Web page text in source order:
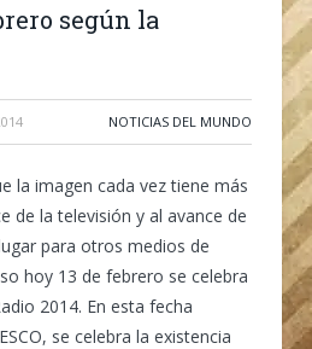
según la
NOTICIAS DEL MUNDO
la imagen cada vez tiene más
de la televisión y al avance de
para otros medios de
hoy 13 de febrero se celebra
2014. En esta fecha
se celebra la existencia